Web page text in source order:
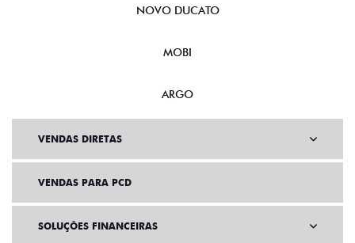
NOVO DUCATO
MOBI
ARGO
VENDAS DIRETAS
VENDAS PARA PCD
SOLUÇÕES FINANCEIRAS